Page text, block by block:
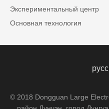
Экспериментальный центр
Основная технология
© 2018 Dongguan Large